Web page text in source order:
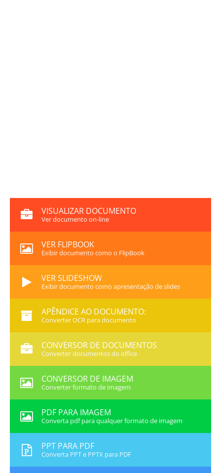
VISUALIZAR DOCUMENTO
Ver documento on-line
VER FLIPBOOK
Exibir documento como o FlipBook
VER SLIDESHOW
Exibir documento como apresentação de slides
APÊNDICE AO DOCUMENTO:
Converter OCR para documento
CONVERSOR DE DOCUMENTOS
Converter documentos do office
CONVERSOR DE IMAGEM
Converter formato de imagem
PDF PARA IMAGEM
Converta pdf para qualquer formato de imagem
PPT PARA PDF
Converta PPT e PPTX para PDF